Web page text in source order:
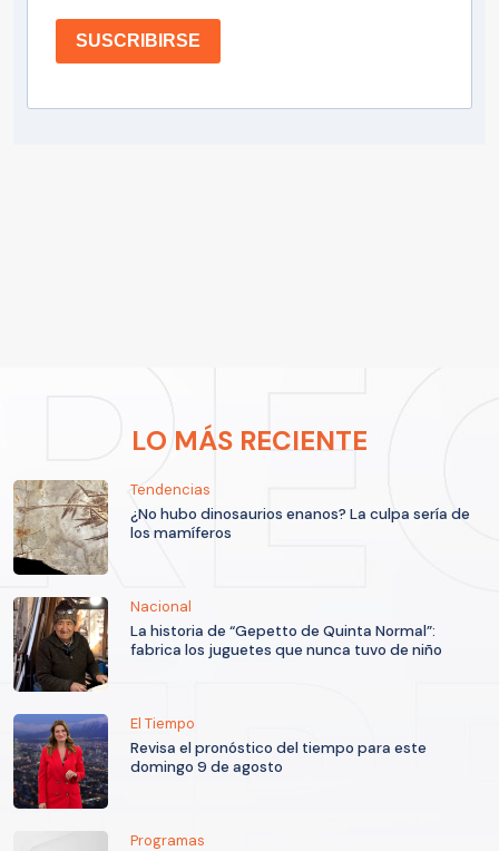
SUSCRIBIRSE
LO MÁS RECIENTE
Tendencias
¿No hubo dinosaurios enanos? La culpa sería de
los mamíferos
Nacional
La historia de “Gepetto de Quinta Normal”:
fabrica los juguetes que nunca tuvo de niño
El Tiempo
Revisa el pronóstico del tiempo para este
domingo 9 de agosto
Programas